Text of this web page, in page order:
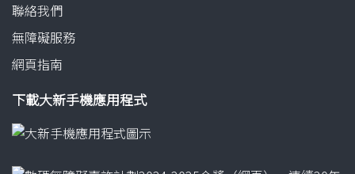
聯絡我們
無障礙服務
網頁指南
下載大新手機應用程式